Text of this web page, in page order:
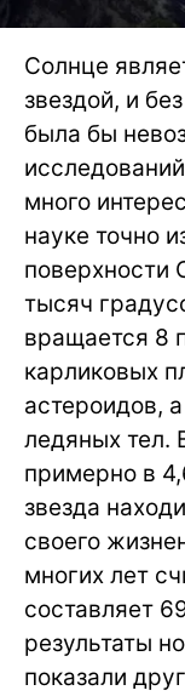
Солнце
звездой, и
была бы
много
науке точно
поверхности
тысяч
вращается 8
карликовых
астероидов,
ледяных тел.
примерно в
звезда
своего
многих лет
составляет
результаты
показали